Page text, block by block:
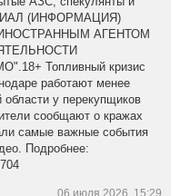
(ИНФОРМАЦИЯ)
АГЕНТОМ
Топливный кризис
работают менее
области у перекупщиков
сообщают о кражах
самые важные события
Подробнее:
06 июля 2026, 15:29